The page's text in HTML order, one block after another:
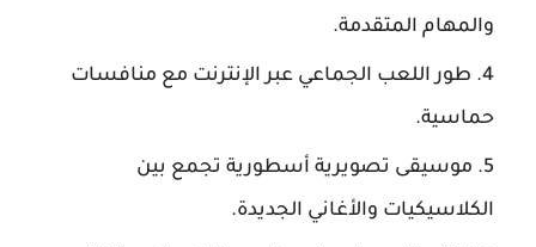
والمهام المتقدمة.
طور اللعب الجماعي عبر الإنترنت مع منافسات
حماسية.
موسيقى تصويرية أسطورية تجمع بين
الكلاسيكيات والأغاني الجديدة.